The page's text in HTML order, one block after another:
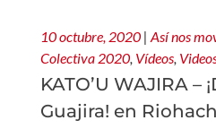
10 octubre, 2020 | Así nos
Colectiva 2020, Vídeos,
KATO’U WAJIRA –
Guajira! en